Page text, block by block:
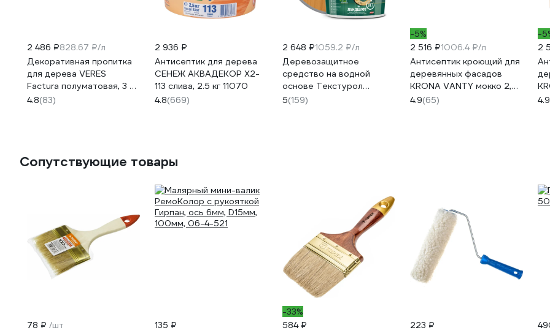
2 486 ₽828.67 ₽/л
Декоративная пропитка
для дерева VERES
Factura полуматовая, 3 л,
бесцветная 262265
4.8(83)
2 936 ₽
Антисептик для дерева
СЕНЕЖ АКВАДЕКОР Х2-
113 слива, 2.5 кг 11070
4.8(669)
2 648 ₽1059.2 ₽/л
Деревозащитное
средство на водной
основе Текстурол
Ландшафт осенний лес
5(159)
-5%
2 516 ₽1006.4 ₽/л
Антисептик кроющий для
деревянных фасадов
KRONA VANTY мокко 2,5
л 66320643
4.9(65)
-
2
л
4.9
Сопутствующие товары
78 ₽ /шт
135 ₽
-33%
584 ₽
223 ₽